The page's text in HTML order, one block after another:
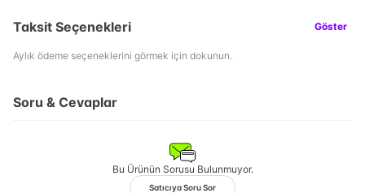
Taksit Seçenekleri Göster
Aylık ödeme seçeneklerini görmek için dokunun.
Soru & Cevaplar
Bu Ürünün Sorusu Bulunmuyor.
Satıcıya Soru Sor